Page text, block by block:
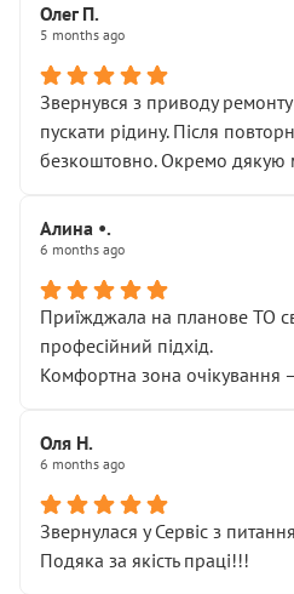
Олег П.
5 months ago
Звернувся з приводу
пускати рідину. Після
безкоштовно. Окремо дякую
Алина •.
6 months ago
Приїжджала на планове ТО
професійний підхід.
Комфортна зона очікування
Оля Н.
6 months ago
Звернулася у Сервіс з
Подяка за якість праці!!!